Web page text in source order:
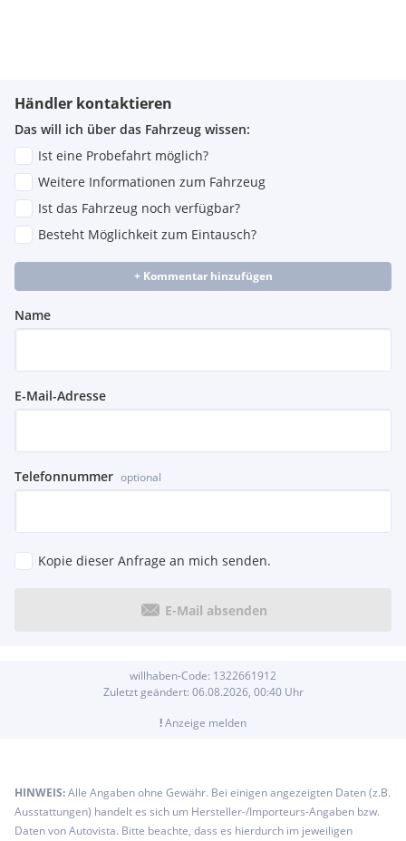
Händler kontaktieren
Das will ich über das Fahrzeug wissen:
Ist eine Probefahrt möglich?
Weitere Informationen zum Fahrzeug
Ist das Fahrzeug noch verfügbar?
Besteht Möglichkeit zum Eintausch?
+ Kommentar hinzufügen
Name
E-Mail-Adresse
Telefonnummer optional
Kopie dieser Anfrage an mich senden.
E-Mail absenden
willhaben-Code: 1322661912
Zuletzt geändert: 06.08.2026, 00:40Uhr
!Anzeige melden
HINWEIS:Alle Angaben ohne Gewähr. Bei einigen angezeigten Daten (z.B.
Ausstattungen) handelt es sich um Hersteller-/Importeurs-Angaben bzw.
Daten von Autovista. Bitte beachte, dass es hierdurch im jeweiligen